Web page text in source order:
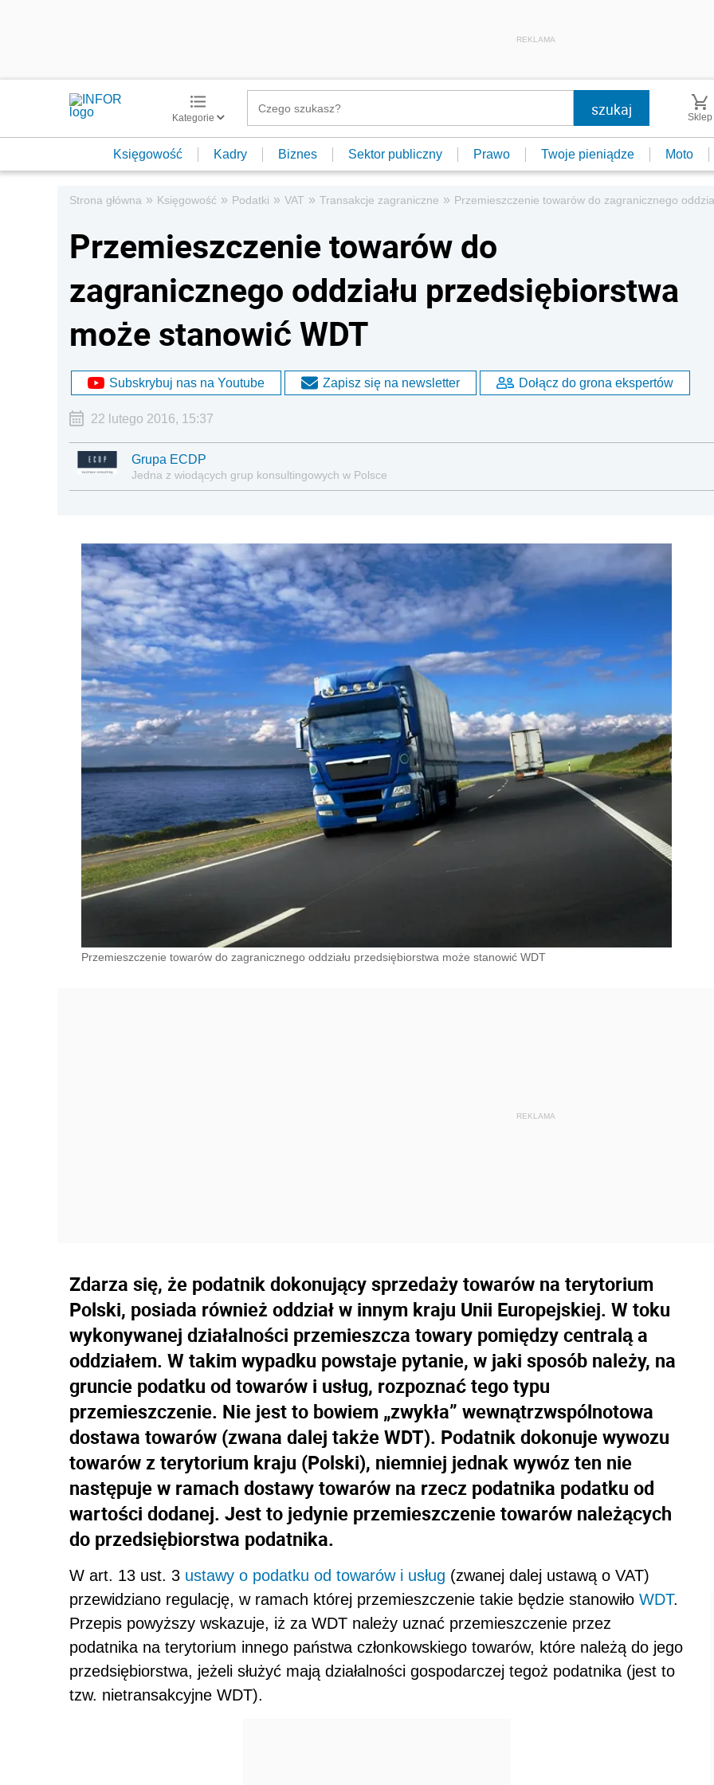
REKLAMA
Kategorie Sklep
Księgowość Kadry Biznes Sektor publiczny Prawo Twoje pieniądze Moto
Strona główna » Księgowość » Podatki » VAT » Transakcje zagraniczne » Przemieszczenie towarów do zagranicznego
Przemieszczenie towarów do
zagranicznego oddziału przedsiębiorstwa
może stanowić WDT
Subskrybuj nas na Youtube Zapisz się na newsletter Dołącz do grona ekspertów
22 lutego 2016, 15:37
Grupa ECDP
Jedna z wiodących grup konsultingowych w Polsce
Przemieszczenie towarów do zagranicznego oddziału przedsiębiorstwa może stanowić WDT
Zdarza się, że podatnik dokonujący sprzedaży towarów na terytorium
Polski, posiada również oddział w innym kraju Unii Europejskiej. W toku
wykonywanej działalności przemieszcza towary pomiędzy centralą a
oddziałem. W takim wypadku powstaje pytanie, w jaki sposób należy, na
gruncie podatku od towarów i usług, rozpoznać tego typu
przemieszczenie. Nie jest to bowiem „zwykła” wewnątrzwspólnotowa
dostawa towarów (zwana dalej także WDT). Podatnik dokonuje wywozu
towarów z terytorium kraju (Polski), niemniej jednak wywóz ten nie
następuje w ramach dostawy towarów na rzecz podatnika podatku od
wartości dodanej. Jest to jedynie przemieszczenie towarów należących
do przedsiębiorstwa podatnika.
W art. 13 ust. 3 ustawy o podatku od towarów i usług (zwanej dalej ustawą o VAT)
przewidziano regulację, w ramach której przemieszczenie takie będzie stanowiło WDT.
Przepis powyższy wskazuje, iż za WDT należy uznać przemieszczenie przez
podatnika na terytorium innego państwa członkowskiego towarów, które należą do jego
przedsiębiorstwa, jeżeli służyć mają działalności gospodarczej tegoż podatnika (jest to
tzw. nietransakcyjne WDT).